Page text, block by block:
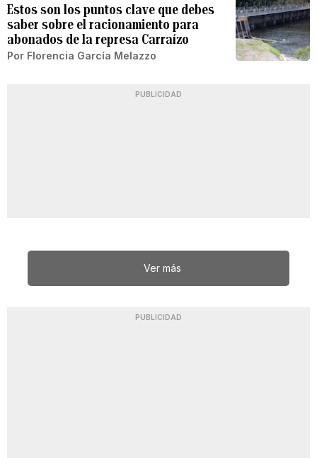
Estos son los puntos clave que debes
saber sobre el racionamiento para
abonados de la represa Carraízo
Por Florencia García Melazzo
PUBLICIDAD
Ver más
PUBLICIDAD